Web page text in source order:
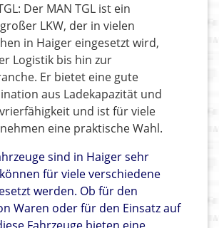
Der MAN TGL ist ein
LKW, der in vielen
in Haiger eingesetzt wird,
Logistik bis hin zur
Er bietet eine gute
aus Ladekapazität und
und ist für viele
eine praktische Wahl.
sind in Haiger sehr
für viele verschiedene
werden. Ob für den
Waren oder für den Einsatz auf